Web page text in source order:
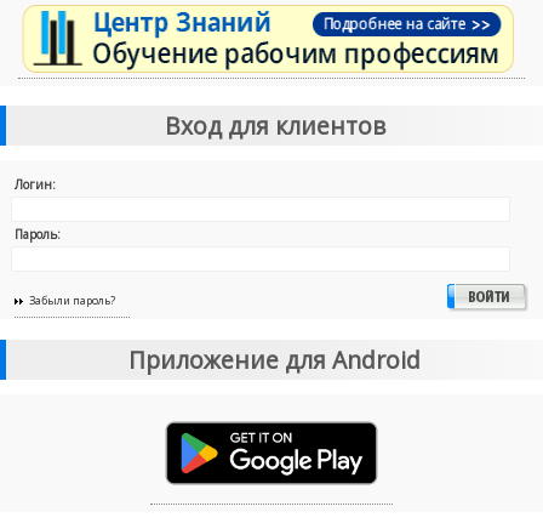
Вход для клиентов
Логин:
Пароль:
Забыли пароль?
Приложение для Android